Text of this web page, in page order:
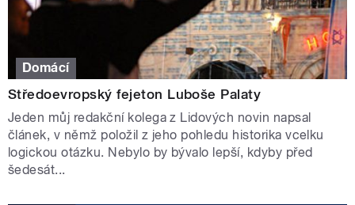
Domácí
Středoevropský fejeton Luboše Palaty
Jeden můj redakční kolega z Lidových novin napsal
článek, v němž položil z jeho pohledu historika vcelku
logickou otázku. Nebylo by bývalo lepší, kdyby před
šedesát...